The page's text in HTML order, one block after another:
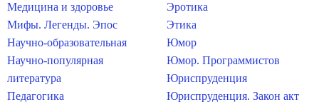
Медицина и здоровье
Мифы. Легенды. Эпос
Научно-образовательная
Научно-популярная
литература
Педагогика
Эротика
Этика
Юмор
Юмор. Программистов
Юриспруденция
Юриспруденция. Закон акт